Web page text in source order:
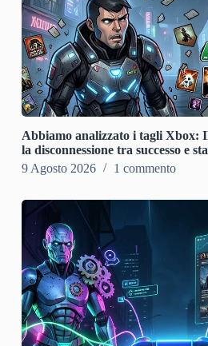
Abbiamo analizzato i tagli Xbox:
la disconnessione tra successo e
9 Agosto 2026
1 commento